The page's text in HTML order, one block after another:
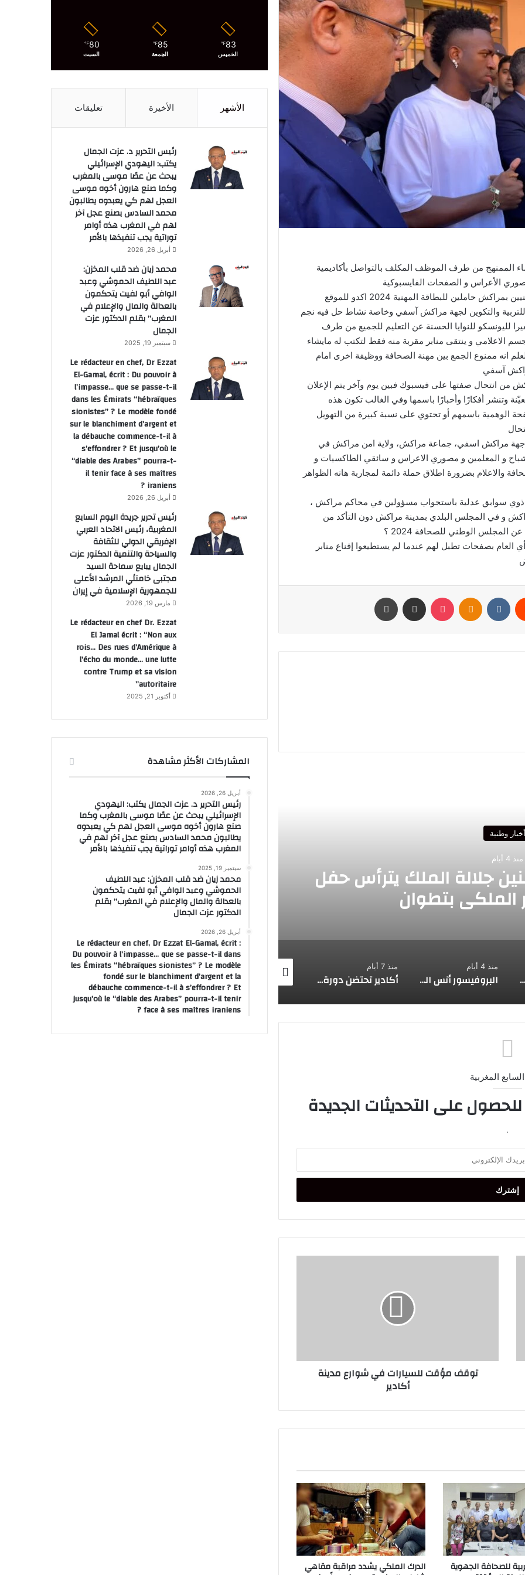
الممنهج من طرف الموظف المكلف بالتواصل بأكاديمية
الأعراس و الصفحات الفايسبوكية
وأضافت الفعاليات المذكورة ان صحفيين ومصورين مهنيين بمراكش حاملين للبطاقة المهنية 2024 اكدو للموقع
للتربية والتكوين لجهة مراكش آسفي وخاصة نشاط حل فيه نجم
لليونسكو للنوايا الحسنة عن التعليم للجميع من طرف
و ينتقى منابر مقربة منه فقط لتكتب له مايشاء
انه ممنوع الجمع بين مهنة الصحافة ووظيفة اخرى امام
آسفي
من انتحال صفتها على فيسبوك فبين يوم وآخر يتم الإعلان
وتنشر أفكارًا وأخبارًا باسمها وفي الغالب تكون هذه
الوهمية باسمهم أو تحتوي على نسبة كبيرة من التهويل
جهة مراكش اسفي، جماعة مراكش، ولاية امن مراكش في
و المعلمين و مصوري الاعراس و سائقي الطاكسيات و
والاعلام بضرورة اطلاق حملة دائمة لمجاربة هاته الظواهر
سوابق عدلية باستجواب مسؤولين في محاكم مراكش ،
و في المجلس البلدي بمدينة مراكش دون التأكد من
الوطني للصحافة 2024 ؟
العام بصفحات تطبل لهم عندما لم يستطيعوا إقناع منابر
Odnoklassniki
‫Pocket مشاركة عبر البريد
أخبار وطنية
منذ 4 أيام
عامل الإقليم لإنجاح
الاقتصادي”
البروفيسور أنس
“علم البيانات” والذكاء
البروفيسور أنس الحدادي…منارة أكاديمية تقود ثورة “علم البيانات” والذكاء الاصطناعي من قلب الحسيمة
منذ 7 أيام
أكادير تحتضن دورة تكوينية لإعداد الاستراتيجية الترافعية وتعبئة الموارد لفائدة شبكة جمعيات محمية أركان للمحيط الحيوي
منذ 7 أيام
الحسيمة تعزز بنيتها الأمنية بافتتاح مجمع أمني حديث بمناسبة عيد العرش المجيد الحسيمة
منذ أسبوع واحد
يقظة أمنية متواصلة بالحسيمة…خطة ميدانية محكمة تؤمّن الموسم الصيفي وتعزز إحساس الزوار بالأمان
منذ أسبوعين
تنصيب اللجنة المؤقتة للمجلس الوطني للصحافة والشروع في الإعداد للانتخابات المهنية
منذ أسبوعين
المغربية
على التحديثات الجديدة
.
توقف مؤقت للسيارات في شوارع مدينة
أكادير
للصحافة الجهوية الدرك الملكي يشدد مراقبة مقاهي
83
℉
الخميس
85
℉
الجمعة
80
℉
السبت
الأشهر الأخيرة تعليقات
رئيس التحرير د. عزت الجمال
يكتب: اليهودي الإسرائيلي
يبحث عن عصًا موسى بالمغرب
وكما صنع هارون أخوه موسى
العجل لهم كي يعبدوه يطالبون
محمد السادس بصنع عجل آخر
لهم في المغرب هذه أوامر
توراتية يجب تنفيذها بالأمر
أبريل 26, 2026
محمد زيان ضد قلب المخزن:
عبد اللطيف الحموشي وعبد
الوافي أبو لفيت يتحكمون
بالعدالة والمال والإعلام في
المغرب” بقلم الدكتور عزت
الجمال
سبتمبر 19, 2025
Le rédacteur en chef, Dr Ezzat
El-Gamal, écrit : Du pouvoir à
l’impasse… que se passe-t-il
dans les Émirats “hébraïques
sionistes” ? Le modèle fondé
sur le blanchiment d’argent et
la débauche commence-t-il à
s’effondrer ? Et jusqu’où le
“diable des Arabes” pourra-t-
il tenir face à ses maîtres
iraniens ?
أبريل 26, 2026
رئيس تحرير جريدة اليوم السابع
المغربية، رئيس الاتحاد العربي
الإفريقي الدولي للثقافة
والسياحة والتنمية الدكتور عزت
الجمال يبايع سماحة السيد
مجتبى خامنئي المرشد الأعلى
للجمهورية الإسلامية في إيران
مارس 19, 2026
Le rédacteur en chef Dr. Ezzat
El Jamal écrit : “Non aux
rois… Des rues d’Amérique à
l’écho du monde… une lutte
contre Trump et sa vision
autoritaire”
أكتوبر 21, 2025
المشاركات الأكثر مشاهدة
أبريل 26, 2026
رئيس التحرير د. عزت الجمال يكتب: اليهودي
الإسرائيلي يبحث عن عصًا موسى بالمغرب وكما
صنع هارون أخوه موسى العجل لهم كي يعبدوه
يطالبون محمد السادس بصنع عجل آخر لهم في
المغرب هذه أوامر توراتية يجب تنفيذها بالأمر
سبتمبر 19, 2025
محمد زيان ضد قلب المخزن: عبد اللطيف
الحموشي وعبد الوافي أبو لفيت يتحكمون
بالعدالة والمال والإعلام في المغرب” بقلم
الدكتور عزت الجمال
أبريل 26, 2026
Le rédacteur en chef, Dr Ezzat El-Gamal, écrit :
Du pouvoir à l’impasse… que se passe-t-il dans
les Émirats “hébraïques sionistes” ? Le modèle
fondé sur le blanchiment d’argent et la
débauche commence-t-il à s’effondrer ? Et
jusqu’où le “diable des Arabes” pourra-t-il tenir
face à ses maîtres iraniens ?